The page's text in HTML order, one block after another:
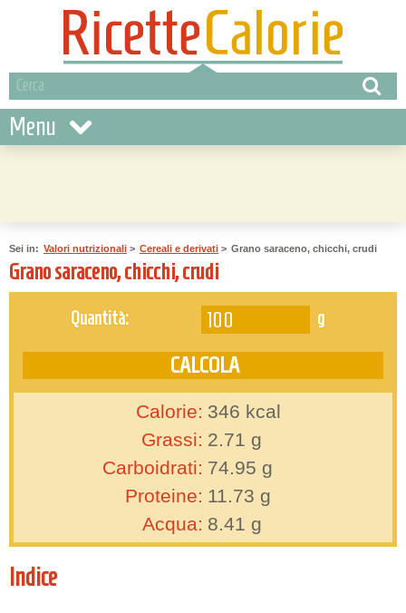
Menu
Sei in: Valori nutrizionali > Cereali e derivati > Grano saraceno, chicchi, crudi
Grano saraceno, chicchi, crudi
Quantità: g
Calorie: 346 kcal
Grassi: 2.71 g
Carboidrati: 74.95 g
Proteine: 11.73 g
Acqua: 8.41 g
Indice